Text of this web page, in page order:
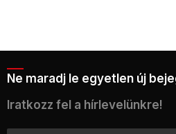
Ne maradj le egyetlen új
Iratkozz fel a hírlevelünkre!